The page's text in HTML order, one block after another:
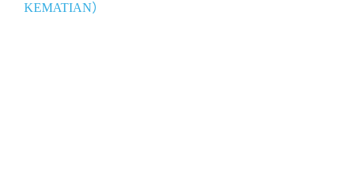
KEMATIAN）